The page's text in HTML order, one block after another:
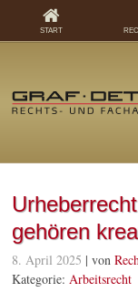
gehören
8. April 2025 | von
Kategorie:Arbeitsrecht
START